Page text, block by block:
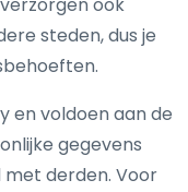
steden, dus je
en voldoen aan de
gegevens
met derden. Voor